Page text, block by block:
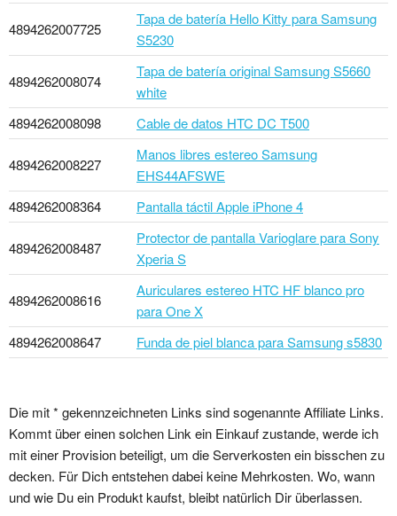
4894262007725
Tapa de batería Hello Kitty para Samsung
S5230
4894262008074
Tapa de batería original Samsung S5660
white
4894262008098
Cable de datos HTC DC T500
4894262008227
Manos libres estereo Samsung
EHS44AFSWE
4894262008364
Pantalla táctil Apple iPhone 4
4894262008487
Protector de pantalla Varioglare para Sony
Xperia S
4894262008616
Auriculares estereo HTC HF blanco pro
para One X
4894262008647
Funda de piel blanca para Samsung s5830
Die mit * gekennzeichneten Links sind sogenannte Affiliate Links.
Kommt über einen solchen Link ein Einkauf zustande, werde ich
mit einer Provision beteiligt, um die Serverkosten ein bisschen zu
decken. Für Dich entstehen dabei keine Mehrkosten. Wo, wann
und wie Du ein Produkt kaufst, bleibt natürlich Dir überlassen.